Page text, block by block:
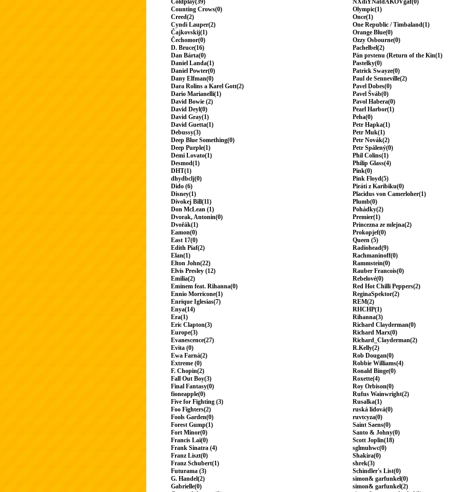
Coldplay(39)
Counting Crows(0)
Creed(2)
Cyndi Lauper(2)
Čajkovskij(1)
Čechomor(0)
D. Bruce(16)
Dan Bárta(0)
Daniel Landa(1)
Daniel Powter(0)
Dany Elfman(0)
Dara Rolins a Karel Gott(2)
Dario Marianelli(1)
David Bowie (2)
David Deyl(0)
David Gray(1)
David Guetta(1)
Debussy(3)
Deep Blue Something(0)
Deep Purple(1)
Demi Lovato(1)
Desmod(1)
DHT(1)
dhydbclj(0)
Dido (6)
Disney(1)
Divokej Bill(11)
Don McLean (1)
Dvorak, Antonin(0)
Dvořák(1)
Eamon(0)
East 17(0)
Edith Piaf(2)
Elan(1)
Elton John(22)
Elvis Presley (12)
Emilia(2)
Eminem feat. Rihanna(0)
Ennio Morricone(1)
Enrique Iglesias(7)
Enya(14)
Era(1)
Eric Clapton(3)
Europe(3)
Evanescence(27)
Evita (0)
Ewa Farná(2)
Extreme (0)
F. Chopin(2)
Fall Out Boy(3)
Final Fantasy(0)
fioneapple(0)
Five for Fighting (3)
Foo Fighters(2)
Fools Garden(0)
Forest Gump(1)
Fort Minor(0)
Francis Lai(0)
Frank Sinatra (4)
Franz Liszt(0)
Franz Schubert(1)
Futurama (3)
G. Handel(2)
Gabrielle(0)
NXdiYNatdAKOVgaf(0)
Olympic(1)
Once(1)
One Republic / Timbaland(1)
Orange Blue(0)
Ozzy Osbourne(0)
Pachelbel(2)
Pán prstenu (Return of the Kin(1)
Pastelky(0)
Patrick Swayze(0)
Paul de Senneville(2)
Pavel Dobes(0)
Pavel Šváb(0)
Pavol Habera(0)
Pearl Harbor(1)
Peha(0)
Petr Hapka(1)
Petr Muk(1)
Petr Novák(2)
Petr Spálený(0)
Phil Colins(1)
Philip Glass(4)
Pink(0)
Pink Floyd(5)
Piráti z Karibiku(0)
Placidus von Camerloher(1)
Plumb(0)
Pohádky(2)
Premier(1)
Princezna ze mlejna(2)
Prokopjef(0)
Queen (5)
Radiohead(9)
Rachmaninoff(0)
Rammstein(0)
Rauber Francois(0)
Rebelové(0)
Red Hot Chilli Peppers(2)
ReginaSpektor(2)
REM(2)
RHCHP(1)
Rihanna(3)
Richard Clayderman(0)
Richard Marx(0)
Richard_Clayderman(2)
R.Kelly(2)
Rob Dougan(0)
Robbie Williams(4)
Ronald Binge(0)
Roxette(4)
Roy Orbison(0)
Rufus Wainwright(2)
Rusalka(1)
ruská lidová(0)
ruvtcyza(0)
Saint Saens(0)
Santo & Johny(0)
Scott Joplin(18)
sglmuhwc(0)
Shakira(0)
shrek(3)
Schindler's List(0)
simon& garfunkel(0)
simon& garfunkel(2)